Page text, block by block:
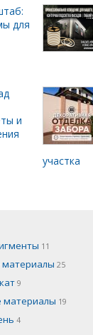
для
и
участка
11
25
9
материалы 19
4